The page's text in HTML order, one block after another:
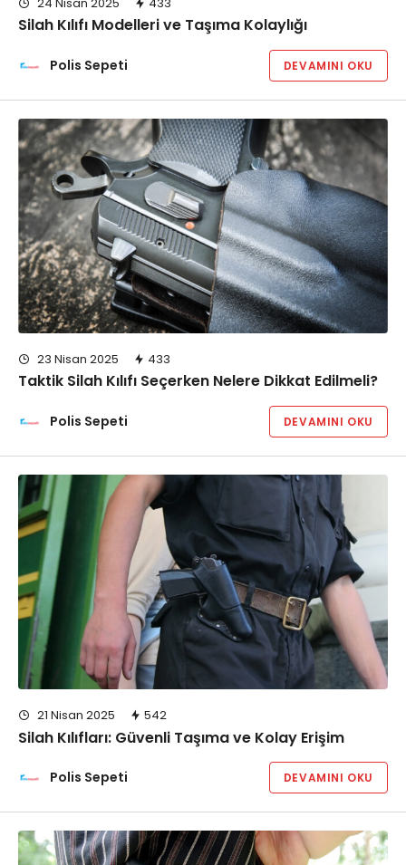
Silah Kılıfı Modelleri ve Taşıma Kolaylığı
Polis Sepeti DEVAMINI OKU
23 Nisan 2025 433
Taktik Silah Kılıfı Seçerken Nelere Dikkat Edilmeli?
Polis Sepeti DEVAMINI OKU
21 Nisan 2025 542
Silah Kılıfları: Güvenli Taşıma ve Kolay Erişim
Polis Sepeti DEVAMINI OKU